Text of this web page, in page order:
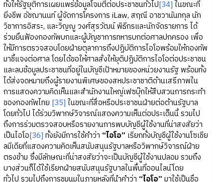
ทั้งให้รัฐยุติการเผยแพร่ข้อมูลโจมตีต่อประชาชนทั่วไป[34] ในขณะที่
ยิ่งชีพ อัชฌานนท์ ผู้จัดการโครงการ iLaw, สฤณี อาชวานันทกุล นัก
วิชาการอิสระ, และวิญญู วงศ์สุรวัฒน์ พิธีกรและนักจัดรายการ ได้
ร่วมยื่นฟ้องกองทัพบกและผู้บัญชาการทหารบกต่อศาลปกครอง เพื่อ
ให้มีการตรวจสอบโดยฝ่ายตุลาการถึงปฏิบัติการไอโอพร้อมให้กองทัพ
มาชี้แจงต่อศาล โดยได้ขอให้ศาลสั่งให้ยุติปฏิบัติการไอโอต่อประชาชน
และลบข้อมูลประชาชนที่อยู่ในบัญชีเป้าหมายของหน่วยงานรัฐ พร้อมทั้ง
ได้ส่งจดหมายถึงผู้รายงานพิเศษของสหประชาชาติด้านเสรีภาพใน
การแสดงความคิดเห็นและสำนักงานใหญ่เฟซบุ๊กให้สืบสวนการกระทำ
ของกองทัพไทย [35] ในขณะที่สื่อหรือประชาชนฝ่ายต่อต้านรัฐบาล
โดยทั่วไป ได้ร่วมวิพากษ์วิจารณ์แสดงความเห็นต่อประเด็นนี้ รวมไป
ถึงการร่วมตรวจสอบหรือรายงานการพบบัญชีผู้ใช้งานที่น่าสงสัยว่า
เป็นไอโอ[36] ทั้งยังมีการใช้คำว่า “ไอโอ” เรียกทั้งบัญชีผู้ใช้งานโซเชีย
ลมีเดียที่แสดงความคิดเห็นสนับสนุนรัฐบาลหรือวิพากษ์วิจารณ์ฝ่าย
ตรงข้าม ซึ่งมีลักษณะที่น่าสงสัยว่าจะเป็นบัญชีผู้ใช้งานปลอม รวมถึง
บางส่วนก็ได้ใช้เรียกฝ่ายสนับสนุนรัฐบาลในพื้นที่ออนไลน์โดย
ทั่วไป รวมไปถึงการชุมนุมในภายหลังที่นำคำว่า “ไอโอ” มาใช้เป็นชื่อ